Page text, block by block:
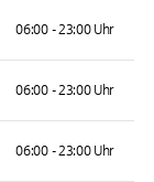
06:00 - 23:00 Uhr
06:00 - 23:00 Uhr
06:00 - 23:00 Uhr